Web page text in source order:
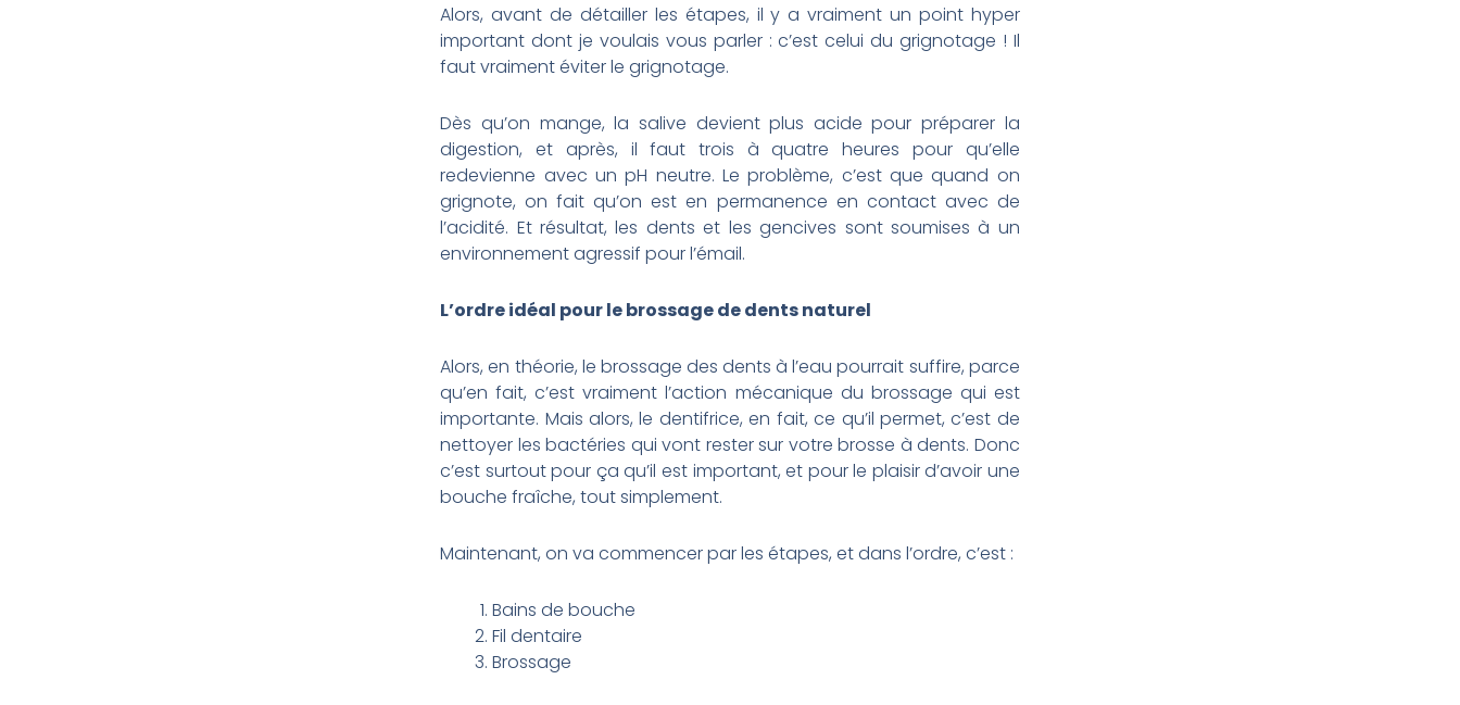
Alors, avant de détailler les étapes, il y a vraiment un point hyper
important dont je voulais vous parler : c’est celui du grignotage ! Il
faut vraiment éviter le grignotage.
Dès qu’on mange, la salive devient plus acide pour préparer la
digestion, et après, il faut trois à quatre heures pour qu’elle
redevienne avec un pH neutre. Le problème, c’est que quand on
grignote, on fait qu’on est en permanence en contact avec de
l’acidité. Et résultat, les dents et les gencives sont soumises à un
environnement agressif pour l’émail.
L’ordre idéal pour le brossage de dents naturel
Alors, en théorie, le brossage des dents à l’eau pourrait suffire, parce
qu’en fait, c’est vraiment l’action mécanique du brossage qui est
importante. Mais alors, le dentifrice, en fait, ce qu’il permet, c’est de
nettoyer les bactéries qui vont rester sur votre brosse à dents. Donc
c’est surtout pour ça qu’il est important, et pour le plaisir d’avoir une
bouche fraîche, tout simplement.
Maintenant, on va commencer par les étapes, et dans l’ordre, c’est :
Bains de bouche
Fil dentaire
Brossage